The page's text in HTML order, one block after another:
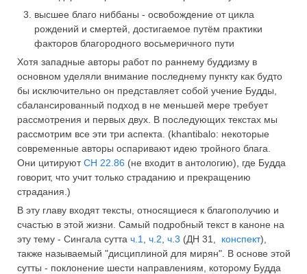
высшее благо ниббаны - освобождение от цикла
рождений и смертей, достигаемое путём практики
факторов благородного восьмеричного пути
Хотя западные авторы работ по раннему буддизму в
основном уделяли внимание последнему пункту как будто
бы исключительно он представляет собой учение Будды,
сбалансированный подход в не меньшей мере требует
рассмотрения и первых двух. В последующих текстах мы
рассмотрим все эти три аспекта. (khantibalo: некоторые
современные авторы оспаривают идею тройного блага.
Они цитируютСН 22.86 (не входит в антологию), где Будда
говорит, что учит только страданию и прекращению
страдания.)
В эту главу входят тексты, относящиеся к благополучию и
счастью в этой жизни. Самый подробный текст в каноне на
эту тему - Сингала сутта ч.1 ч.2 ч.3 (ДН 31, конспект),
также называемый "дисциплиной для мирян". В основе этой
сутты - поклонение шести направлениям, которому Будда